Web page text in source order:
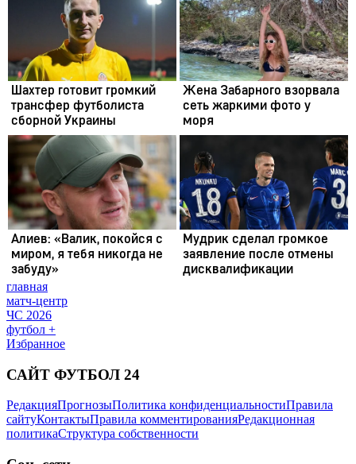
главная
матч-центр
ЧС 2026
футбол +
Избранное
САЙТ ФУТБОЛ 24
РедакцияПрогнозыПолитика конфиденциальностиПравила
сайтуКонтактыПравила комментированияРедакционная
политикаСтруктура собственности